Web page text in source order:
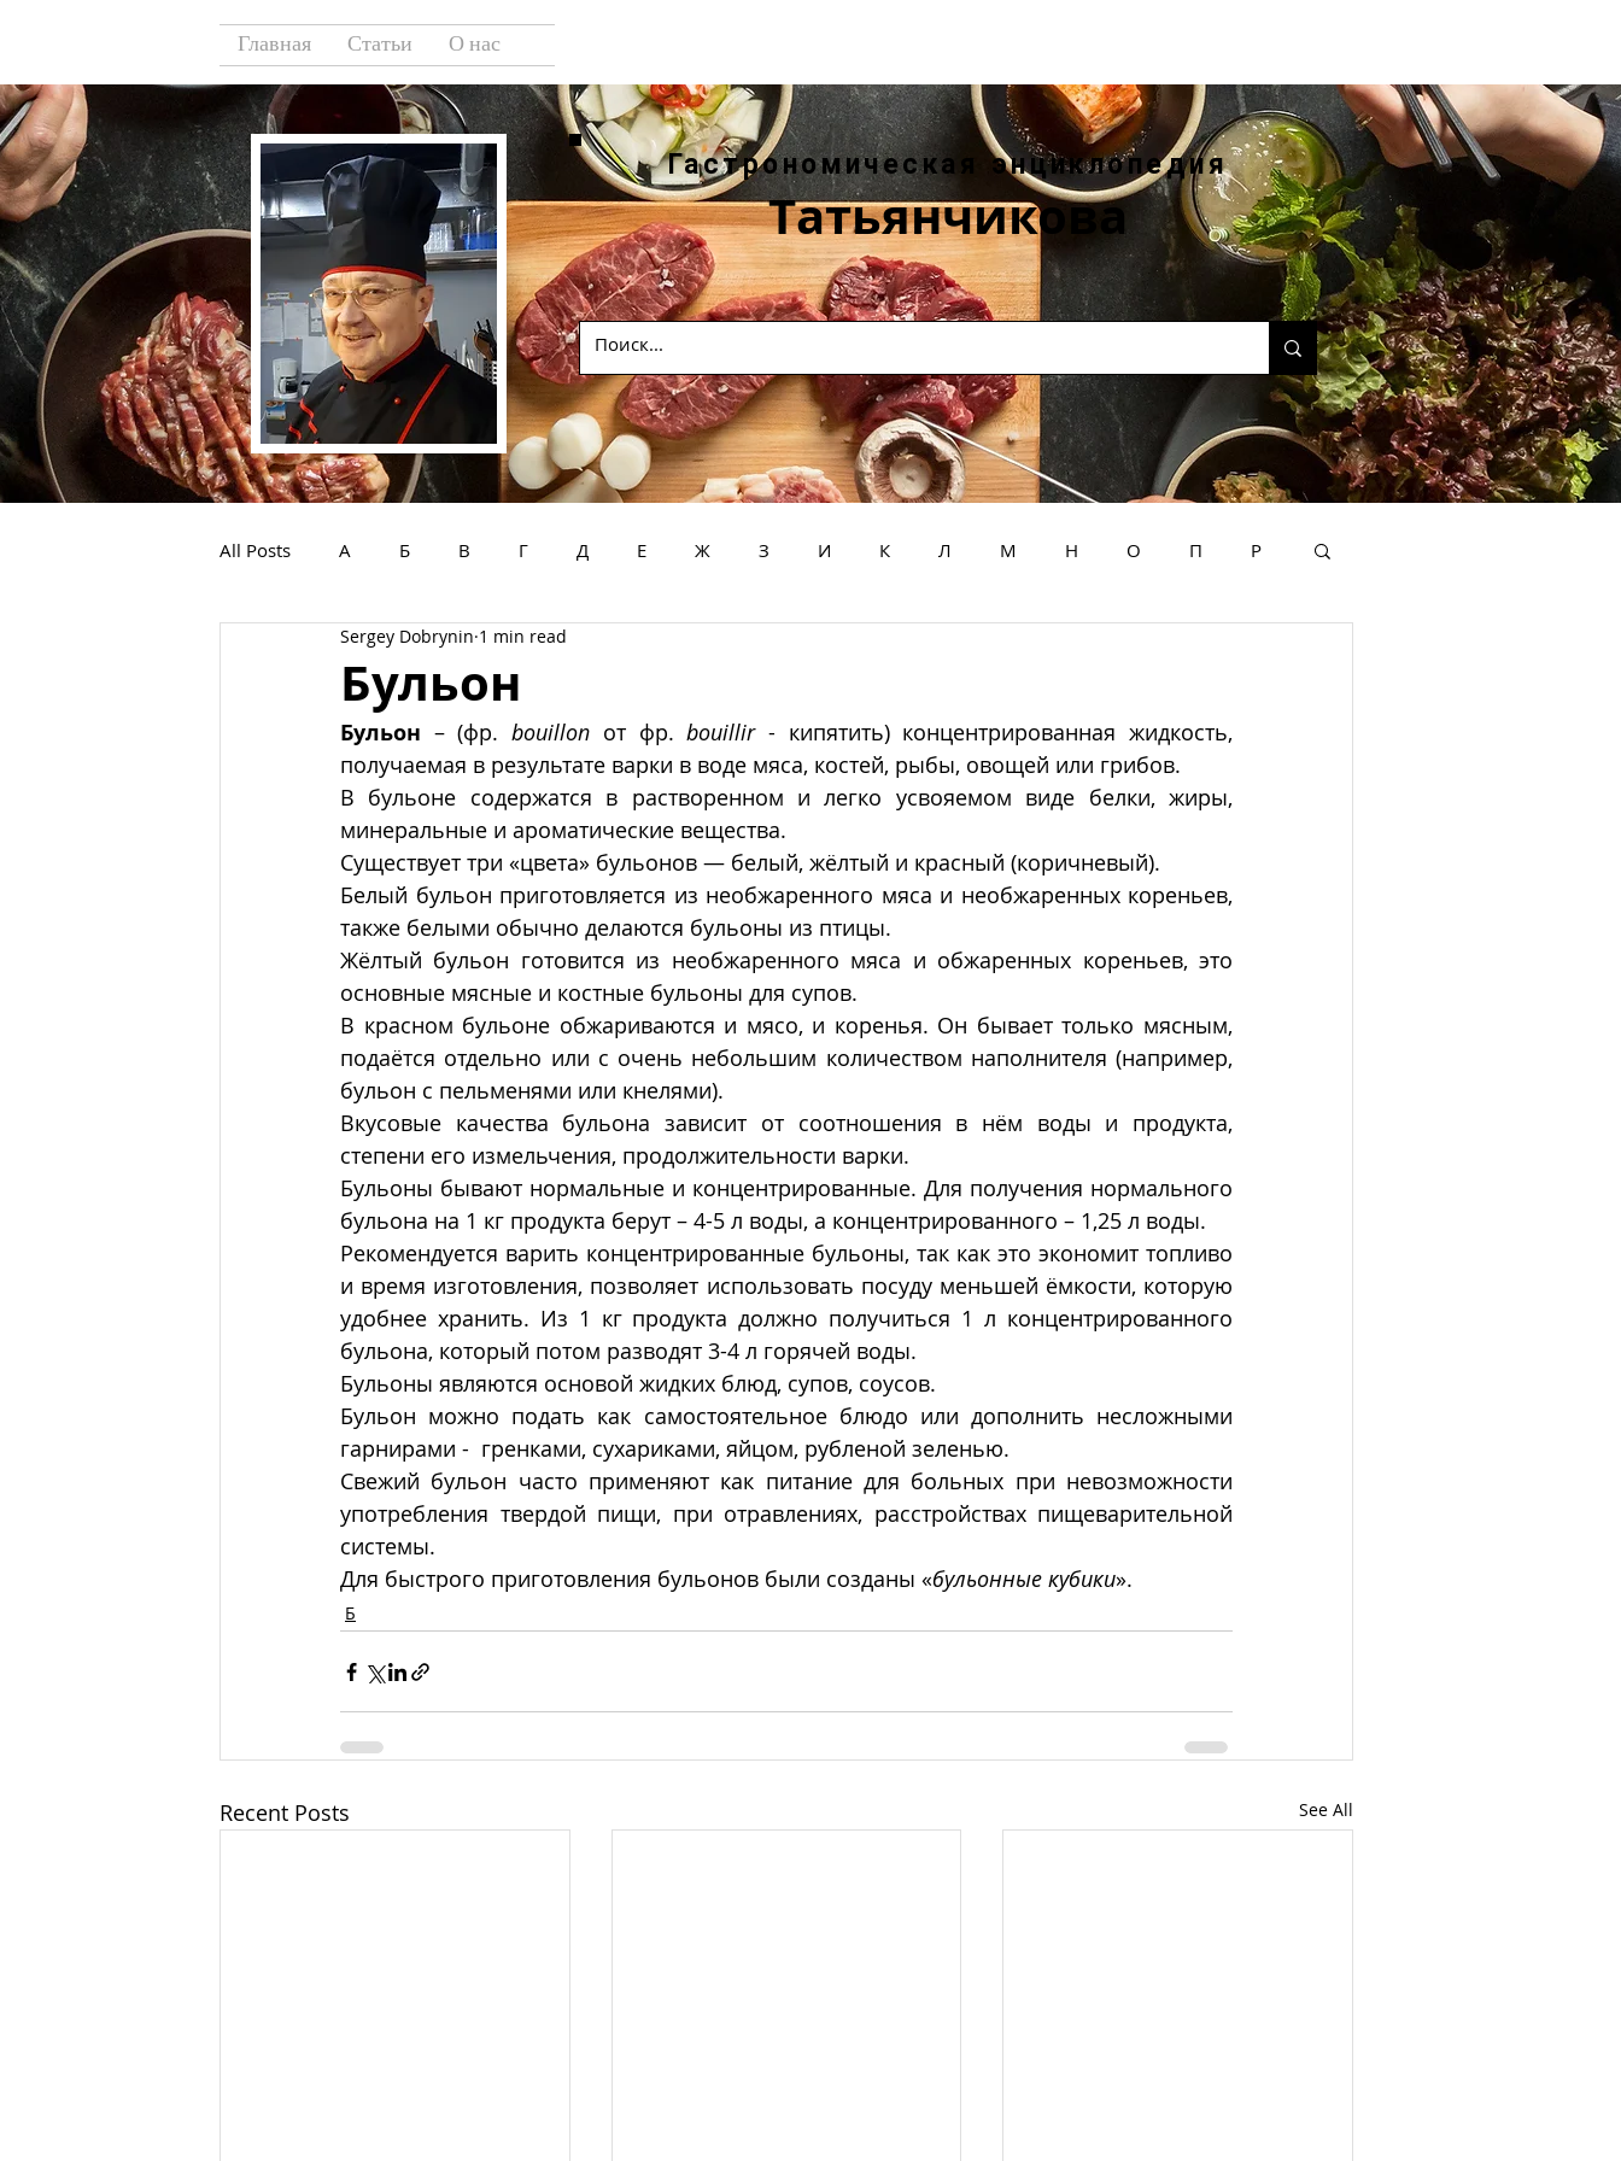
Главная Статьи О нас
Гастрономическая энциклопедия
Татьянчикова
All Posts А Б В Г Д Е Ж З И К Л М Н О П Р
У Ф Х
Бульон
Sergey Dobrynin 1 min read
Бульон – (фр. bouillon от фр. bouillir - кипятить) концентрированная жидкость,
получаемая в результате варки в воде мяса, костей, рыбы, овощей или грибов.
В бульоне содержатся в растворенном и легко усвояемом виде белки, жиры,
минеральные и ароматические вещества.
Существует три «цвета» бульонов — белый, жёлтый и красный (коричневый).
Белый бульон приготовляется из необжаренного мяса и необжаренных кореньев,
также белыми обычно делаются бульоны из птицы.
Жёлтый бульон готовится из необжаренного мяса и обжаренных кореньев, это
основные мясные и костные бульоны для супов.
В красном бульоне обжариваются и мясо, и коренья. Он бывает только мясным,
подаётся отдельно или с очень небольшим количеством наполнителя (например,
бульон с пельменями или кнелями).
Вкусовые качества бульона зависит от соотношения в нём воды и продукта,
степени его измельчения, продолжительности варки.
Бульоны бывают нормальные и концентрированные. Для получения нормального
бульона на 1 кг продукта берут – 4-5 л воды, а концентрированного – 1,25 л воды.
Рекомендуется варить концентрированные бульоны, так как это экономит топливо
и время изготовления, позволяет использовать посуду меньшей ёмкости, которую
удобнее хранить. Из 1 кг продукта должно получиться 1 л концентрированного
бульона, который потом разводят 3-4 л горячей воды.
Бульоны являются основой жидких блюд, супов, соусов.
Бульон можно подать как самостоятельное блюдо или дополнить несложными
гарнирами -  гренками, сухариками, яйцом, рубленой зеленью.
Свежий бульон часто применяют как питание для больных при невозможности
употребления твердой пищи, при отравлениях, расстройствах пищеварительной
системы.
Для быстрого приготовления бульонов были созданы «бульонные кубики».
Б
Recent Posts See All